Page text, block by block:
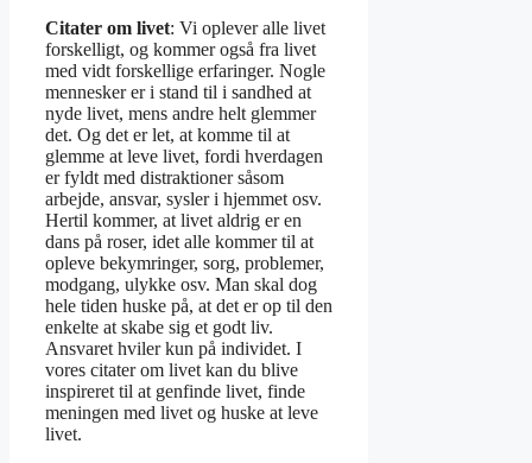
Citater om livet: Vi oplever alle livet
forskelligt, og kommer også fra livet
med vidt forskellige erfaringer. Nogle
mennesker er i stand til i sandhed at
nyde livet, mens andre helt glemmer
det. Og det er let, at komme til at
glemme at leve livet, fordi hverdagen
er fyldt med distraktioner såsom
arbejde, ansvar, sysler i hjemmet osv.
Hertil kommer, at livet aldrig er en
dans på roser, idet alle kommer til at
opleve bekymringer, sorg, problemer,
modgang, ulykke osv. Man skal dog
hele tiden huske på, at det er op til den
enkelte at skabe sig et godt liv.
Ansvaret hviler kun på individet. I
vores citater om livet kan du blive
inspireret til at genfinde livet, finde
meningen med livet og huske at leve
livet.